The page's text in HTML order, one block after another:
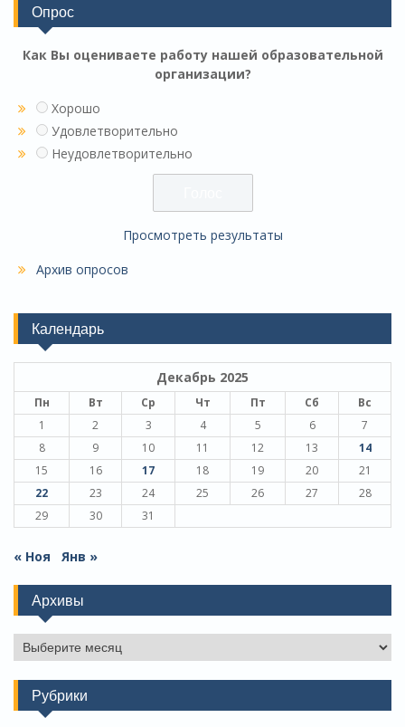
Опрос
Как Вы оцениваете работу нашей образовательной
организации?
Хорошо
Удовлетворительно
Неудовлетворительно
Просмотреть результаты
Архив опросов
Календарь
Декабрь 2025
Пн Вт Ср Чт Пт Сб
Вс
1
2 3 4 5 6
7
8
9 10 11 12 13
14
15
16 17 18 19 20
21
22
23 24 25 26 27
28
29
30 31
« Ноя Янв »
Архивы
Архивы
Рубрики